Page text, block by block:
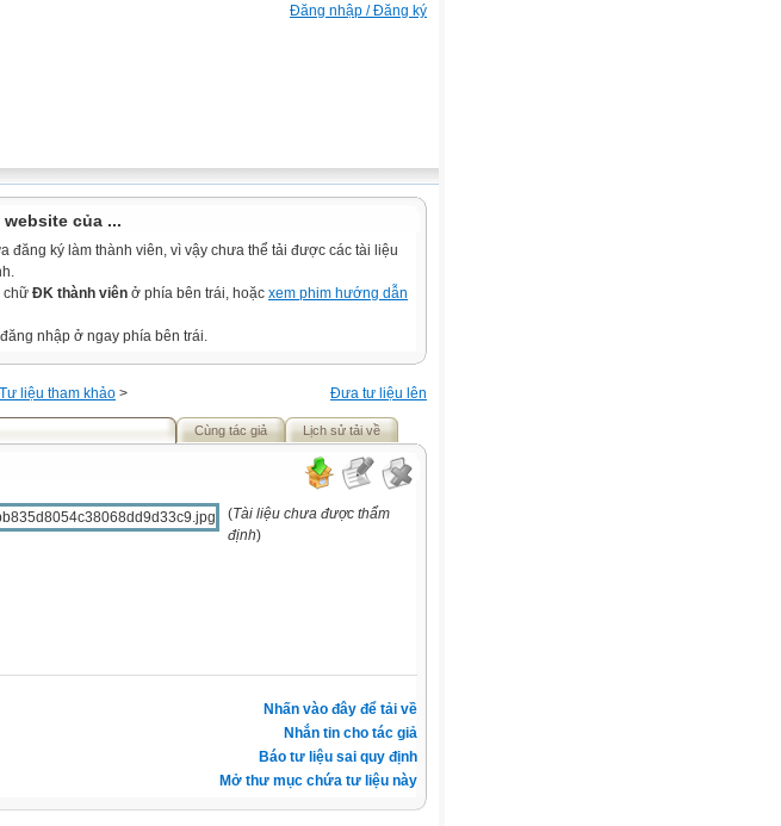
Đăng nhập / Đăng ký
của ...
đăng ký làm thành viên, vì vậy chưa thể tải được các tài liệu
chữ ĐK thành viên ở phía bên trái, hoặc xem phim hướng dẫn
nhập ở ngay phía bên trái.
Đưa tư liệu lên
Tư liệu tham khảo >
Cùng tác giả Lịch sử tải về
(Tài liệu chưa được thẩm
định)
Nhấn vào đây để tải về
Nhắn tin cho tác giả
Báo tư liệu sai quy định
Mở thư mục chứa tư liệu này